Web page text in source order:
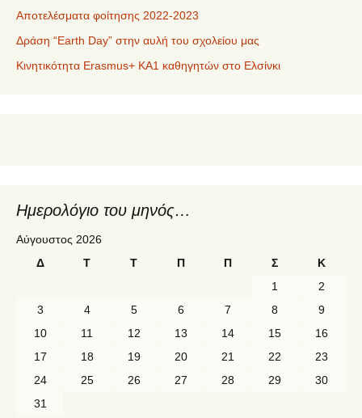
Αποτελέσματα φοίτησης 2022-2023
Δράση “Earth Day” στην αυλή του σχολείου μας
Κινητικότητα Erasmus+ KA1 καθηγητών στο Ελσίνκι
Ημερολόγιο του μηνός…
Αύγουστος 2026
Δ
Τ Τ Π Π Σ
Κ
1
2
3
4 5 6 7 8
9
10
11 12 13 14 15
16
17
18 19 20 21 22
23
24
25 26 27 28 29
30
31